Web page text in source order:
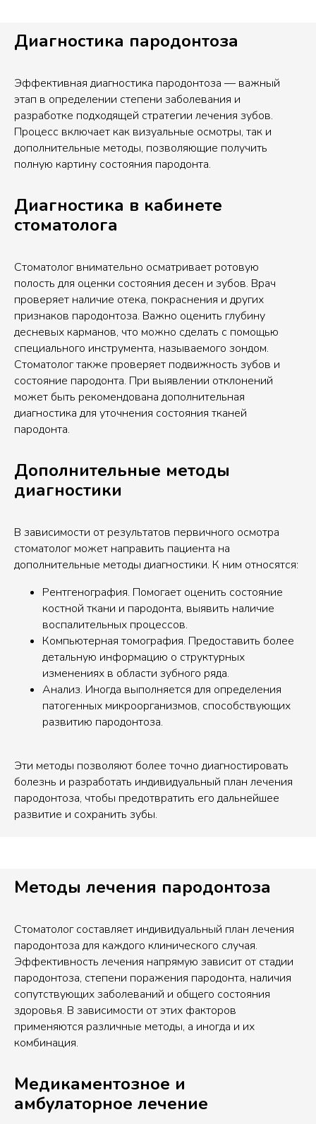
Диагностика пародонтоза
Эффективная диагностика пародонтоза — важный
этап в определении степени заболевания и
разработке подходящей стратегии лечения зубов.
Процесс включает как визуальные осмотры, так и
дополнительные методы, позволяющие получить
полную картину состояния пародонта.
Диагностика в кабинете
стоматолога
Стоматолог внимательно осматривает ротовую
полость для оценки состояния десен и зубов. Врач
проверяет наличие отека, покраснения и других
признаков пародонтоза. Важно оценить глубину
десневых карманов, что можно сделать с помощью
специального инструмента, называемого зондом.
Стоматолог также проверяет подвижность зубов и
состояние пародонта. При выявлении отклонений
может быть рекомендована дополнительная
диагностика для уточнения состояния тканей
пародонта.
Дополнительные методы
диагностики
В зависимости от результатов первичного осмотра
стоматолог может направить пациента на
дополнительные методы диагностики. К ним относятся:
Рентгенография. Помогает оценить состояние
костной ткани и пародонта, выявить наличие
воспалительных процессов.
Компьютерная томография. Предоставить более
детальную информацию о структурных
изменениях в области зубного ряда.
Анализ. Иногда выполняется для определения
патогенных микроорганизмов, способствующих
развитию пародонтоза.
Эти методы позволяют более точно диагностировать
болезнь и разработать индивидуальный план лечения
пародонтоза, чтобы предотвратить его дальнейшее
развитие и сохранить зубы.
Методы лечения пародонтоза
Стоматолог составляет индивидуальный план лечения
пародонтоза для каждого клинического случая.
Эффективность лечения напрямую зависит от стадии
пародонтоза, степени поражения пародонта, наличия
сопутствующих заболеваний и общего состояния
здоровья. В зависимости от этих факторов
применяются различные методы, а иногда и их
комбинация.
Медикаментозное и
амбулаторное лечение